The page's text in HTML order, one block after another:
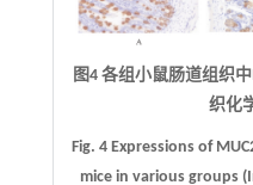
图4各组小鼠肠道组织
织化
Fig. 4 Expressions of
mice in various groups